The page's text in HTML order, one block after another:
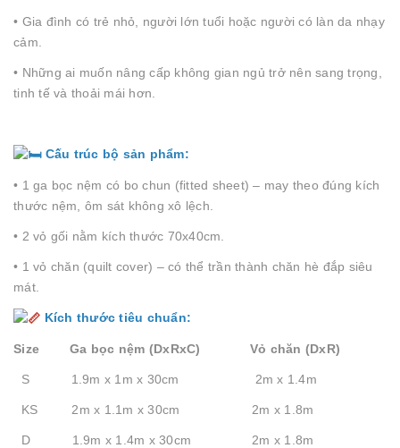
• Gia đình có trẻ nhỏ, người lớn tuổi hoặc người có làn da nhạy
cảm.
• Những ai muốn nâng cấp không gian ngủ trở nên sang trọng,
tinh tế và thoải mái hơn.
Cấu trúc bộ sản phẩm:
• 1 ga bọc nệm có bo chun (fitted sheet) – may theo đúng kích
thước nệm, ôm sát không xô lệch.
• 2 vỏ gối nằm kích thước 70x40cm.
• 1 vỏ chăn (quilt cover) – có thể trần thành chăn hè đắp siêu
mát.
Kích thước tiêu chuẩn:
Size Ga bọc nệm (DxRxC) Vỏ chăn (DxR)
S 1.9m x 1m x 30cm 2m x 1.4m
KS 2m x 1.1m x 30cm 2m x 1.8m
D 1.9m x 1.4m x 30cm 2m x 1.8m